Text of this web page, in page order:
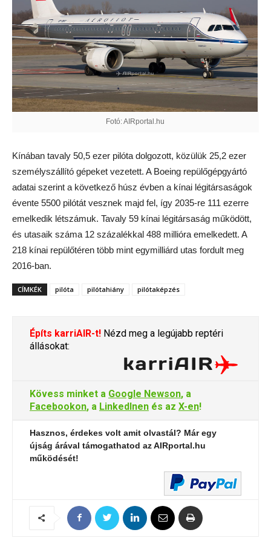
Fotó: AIRportal.hu
Kínában tavaly 50,5 ezer pilóta dolgozott, közülük 25,2 ezer
személyszállító gépeket vezetett. A Boeing repülőgépgyártó
adatai szerint a következő húsz évben a kínai légitársaságok
évente 5500 pilótát vesznek majd fel, így 2035-re 111 ezerre
emelkedik létszámuk. Tavaly 59 kínai légitársaság működött,
és utasaik száma 12 százalékkal 488 millióra emelkedett. A
218 kínai repülőtéren több mint egymilliárd utas fordult meg
2016-ban.
CÍMKÉK pilóta pilótahiány pilótaképzés
Építs karriAIR-t! Nézd meg a legújabb reptéri
állásokat:
Kövess minket a Google Newson, a
Facebookon, a LinkedInen és az X-en!
Hasznos, érdekes volt amit olvastál? Már egy
újság árával támogathatod az AIRportal.hu
működését!